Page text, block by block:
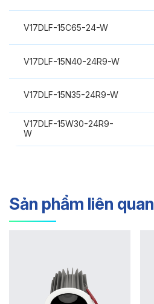
V17DLF-15C65-24-W
V17DLF-15N40-24R9-W
V17DLF-15N35-24R9-W
V17DLF-15W30-24R9-
W
Sản phẩm liên quan